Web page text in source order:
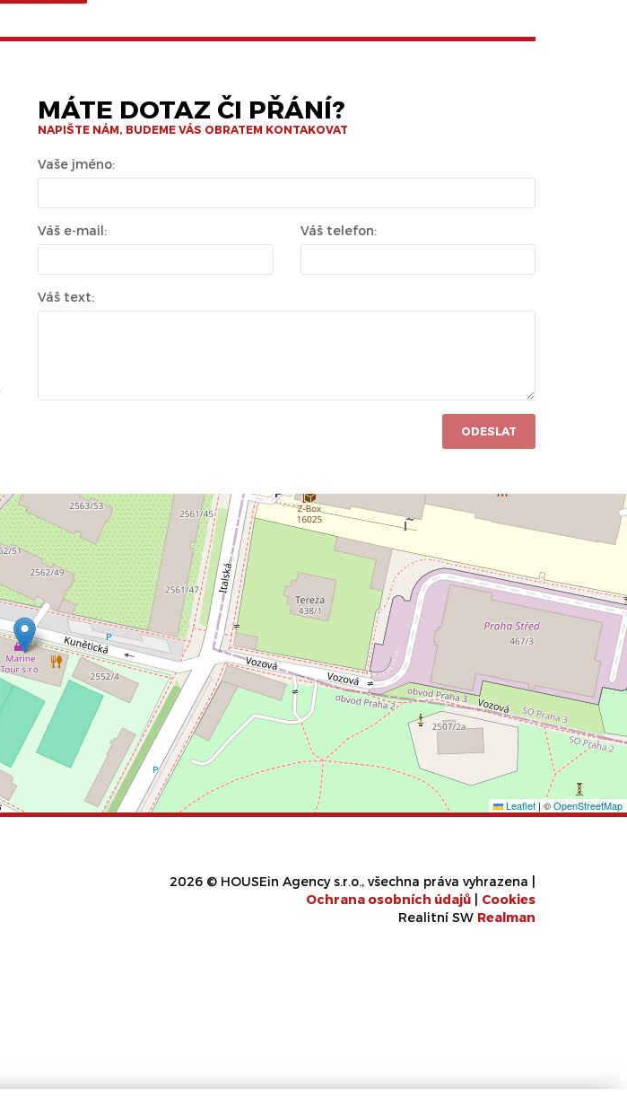
MÁTE DOTAZ ČI PŘÁNÍ?
NAPIŠTE NÁM, BUDEME VÁS OBRATEM KONTAKOVAT
Vaše jméno:
Váš e-mail: Váš telefon:
Váš text:
ODESLAT
Leaflet |©OpenStreetMap
2026 © HOUSEin Agency s.r.o., všechna práva vyhrazena |
Ochrana osobních údajů
Cookies
Realitní SW Realman